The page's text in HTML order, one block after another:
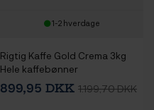
1-2 hverdage
Rigtig Kaffe Gold Crema 3kg
Hele kaffebønner
899,95 DKK 1.199,70 DKK